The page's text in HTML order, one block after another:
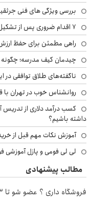
بررسی ویژگی های فنی
۷ اقدام ضروری پس از تشکیل پرونده مواد مخدر؛ راهنمای خانواده‌ها
راهی مطمئن برای حفظ
چیدمان کیف مدرسه؛
ناگفته‌های طلاق توافقی
روانشناس خوب در تهران
کسب درآمد دلاری از تدریس
داشته باشیم؟
آموزش نکات مهم قبل از خرید
لی لی فومی و پازل آموزشی
مطالب پیشنهادی
فروشگاه داری ؟ عضو شو تا 3 میلیارد وام بگیر